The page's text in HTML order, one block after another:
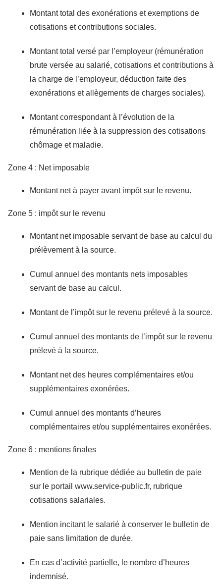
Montant total des exonérations et exemptions de
cotisations et contributions sociales.
Montant total versé par l’employeur (rémunération
brute versée au salarié, cotisations et contributions à
la charge de l’employeur, déduction faite des
exonérations et allègements de charges sociales).
Montant correspondant à l’évolution de la
rémunération liée à la suppression des cotisations
chômage et maladie.
Zone 4 : Net imposable
Montant net à payer avant impôt sur le revenu.
Zone 5 : impôt sur le revenu
Montant net imposable servant de base au calcul du
prélèvement à la source.
Cumul annuel des montants nets imposables
servant de base au calcul.
Montant de l’impôt sur le revenu prélevé à la source.
Cumul annuel des montants de l’impôt sur le revenu
prélevé à la source.
Montant net des heures complémentaires et/ou
supplémentaires exonérées.
Cumul annuel des montants d’heures
complémentaires et/ou supplémentaires exonérées.
Zone 6 : mentions finales
Mention de la rubrique dédiée au bulletin de paie
sur le portail www.service-public.fr, rubrique
cotisations salariales.
Mention incitant le salarié à conserver le bulletin de
paie sans limitation de durée.
En cas d’activité partielle, le nombre d’heures
indemnisé.